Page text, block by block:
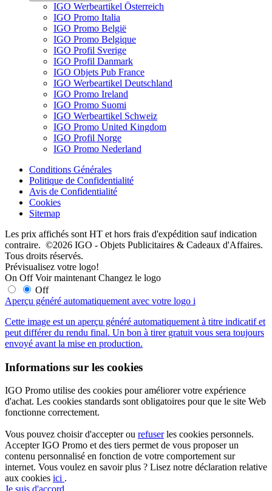
IGO Werbeartikel Österreich
IGO Promo Italia
IGO Promo België
IGO Promo Belgique
IGO Profil Sverige
IGO Profil Danmark
IGO Objets Pub France
IGO Werbeartikel Deutschland
IGO Promo Ireland
IGO Promo Suomi
IGO Werbeartikel Schweiz
IGO Promo United Kingdom
IGO Profil Norge
IGO Promo Nederland
Conditions Générales
Politique de Confidentialité
Avis de Confidentialité
Cookies
Sitemap
Les prix affichés sont HT et hors frais d'expédition sauf indication
contraire. ©2026 IGO - Objets Publicitaires & Cadeaux d'Affaires.
Tous droits réservés.
Prévisualisez votre logo!
On Off Voir maintenant Changez le logo
Off
Aperçu généré automatiquement avec votre logo i
Cette image est un aperçu généré automatiquement à titre indicatif et
peut différer du rendu final. Un bon à tirer gratuit vous sera toujours
envoyé avant la mise en production.
Informations sur les cookies
IGO Promo utilise des cookies pour améliorer votre expérience
d'achat. Les cookies standards sont obligatoires pour que le site Web
fonctionne correctement.
Vous pouvez choisir d'accepter ou refuserles cookies personnels.
Accepter IGO Promo et des tiers permet de vous proposer un
contenu personnalisé en fonction de votre comportement sur
internet. Vous voulez en savoir plus ? Lisez notre déclaration relative
aux cookies ici .